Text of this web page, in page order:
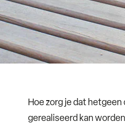
Hoe zorg je dat
gerealiseerd kan